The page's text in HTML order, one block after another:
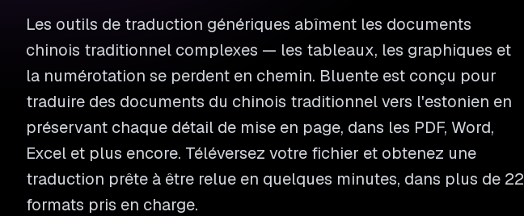
Les outils de traduction génériques abîment les documents
chinois traditionnel complexes — les tableaux, les graphiques et
la numérotation se perdent en chemin. Bluente est conçu pour
traduire des documents du chinois traditionnel vers l'estonien en
préservant chaque détail de mise en page, dans les PDF, Word,
Excel et plus encore. Téléversez votre fichier et obtenez une
traduction prête à être relue en quelques minutes, dans plus de 22
formats pris en charge.